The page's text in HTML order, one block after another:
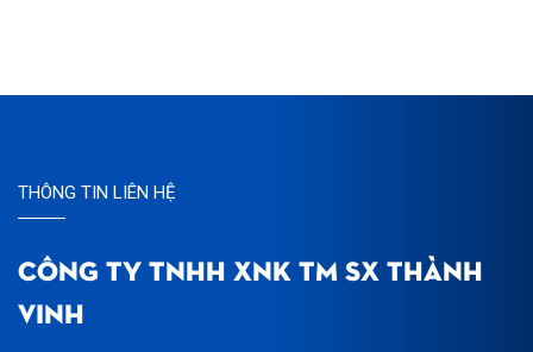
THÔNG TIN LIÊN HỆ
CÔNG TY TNHH XNK TM SX THÀNH
VINH